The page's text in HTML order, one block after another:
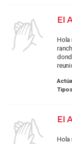
El
Hola
El
Hola